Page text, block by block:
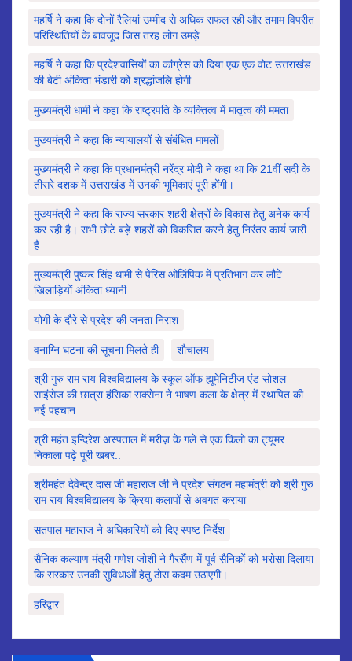
महर्षि ने कहा कि दोनों रैलियां उम्मीद से अधिक सफल रही और तमाम विपरीत
परिस्थितियों के बावजूद जिस तरह लोग उमड़े
महर्षि ने कहा कि प्रदेशवासियों का कांग्रेस को दिया एक एक वोट उत्तराखंड
की बेटी अंकिता भंडारी को श्रद्धांजलि होगी
मुख्यमंत्री धामी ने कहा कि राष्ट्रपति के व्यक्तित्व में मातृत्व की ममता
मुख्यमंत्री ने कहा कि न्यायालयों से संबंधित मामलों
मुख्यमंत्री ने कहा कि प्रधानमंत्री नरेंद्र मोदी ने कहा था कि 21वीं सदी के
तीसरे दशक में उत्तराखंड में उनकी भूमिकाएं पूरी होंगी।
मुख्यमंत्री ने कहा कि राज्य सरकार शहरी क्षेत्रों के विकास हेतु अनेक कार्य
कर रही है। सभी छोटे बड़े शहरों को विकसित करने हेतु निरंतर कार्य जारी
है
मुख्यमंत्री पुष्कर सिंह धामी से पेरिस ओलिंपिक में प्रतिभाग कर लौटे
खिलाड़ियों अंकिता ध्यानी
योगी के दौरे से प्रदेश की जनता निराश
वनाग्नि घटना की सूचना मिलते ही शौचालय
श्री गुरु राम राय विश्वविद्यालय के स्कूल ऑफ ह्यूमेनिटीज एंड सोशल
साइंसेज की छात्रा हंसिका सक्सेना ने भाषण कला के क्षेत्र में स्थापित की
नई पहचान
श्री महंत इन्दिरेश अस्पताल में मरीज़ के गले से एक किलो का ट्यूमर
निकाला पढ़े पूरी खबर..
श्रीमहंत देवेन्द्र दास जी महाराज जी ने प्रदेश संगठन महामंत्री को श्री गुरु
राम राय विश्वविद्यालय के क्रिया कलापों से अवगत कराया
सतपाल महाराज ने अधिकारियों को दिए स्पष्ट निर्देश
सैनिक कल्याण मंत्री गणेश जोशी ने गैरसैंण में पूर्व सैनिकों को भरोसा दिलाया
कि सरकार उनकी सुविधाओं हेतु ठोस कदम उठाएगी।
हरिद्वार